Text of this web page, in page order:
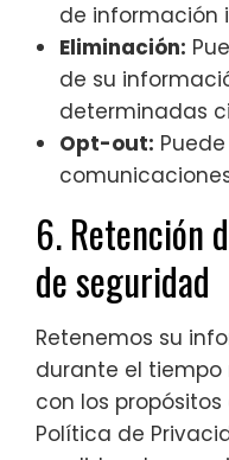
de información
Eliminación:
de su
determinadas
Opt-out:
6. Retención
de seguridad
Retenemos su
durante el
con los
Política de